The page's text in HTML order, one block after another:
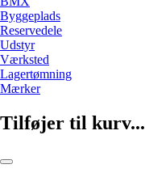
Byggeplads
Reservedele
Udstyr
Værksted
Lagertømning
Mærker
Tilføjer til kurv...